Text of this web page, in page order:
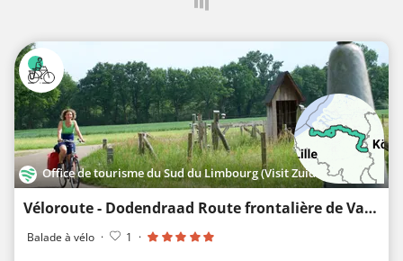
Office de tourisme du Sud du Limbourg (Visit Zuid-Limburg)
Véloroute - Dodendraad Route frontalière de Vaals à Cadzand
Balade à vélo · 1 ·